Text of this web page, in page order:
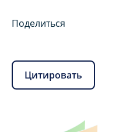
Поделиться
Цитировать